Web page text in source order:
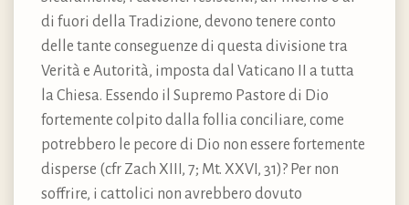
di fuori della Tradizione, devono tenere conto
delle tante conseguenze di questa divisione tra
Verità e Autorità, imposta dal Vaticano II a tutta
la Chiesa. Essendo il Supremo Pastore di Dio
fortemente colpito dalla follia conciliare, come
potrebbero le pecore di Dio non essere fortemente
disperse (cfr Zach XIII, 7; Mt. XXVI, 31)? Per non
soffrire, i cattolici non avrebbero dovuto